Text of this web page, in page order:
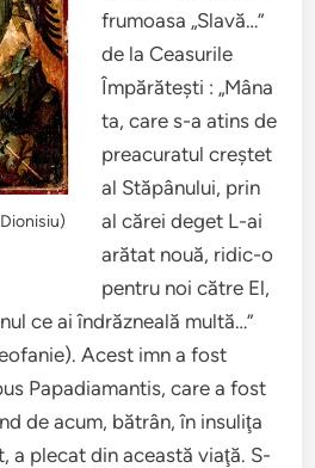
frumoasa „Slavă…”
de la Ceasurile
Împărăteşti : „Mâna
ta, care s-a atins de
preacuratul creştet
al Stăpânului, prin
al cărei deget L-ai
arătat nouă, ridic-o
pentru noi către El,
ce ai îndrăzneală multă…”
Acest imn a fost
Papadiamantis, care a fost
de acum, bătrân, în insuliţa
a plecat din această viaţă. S-